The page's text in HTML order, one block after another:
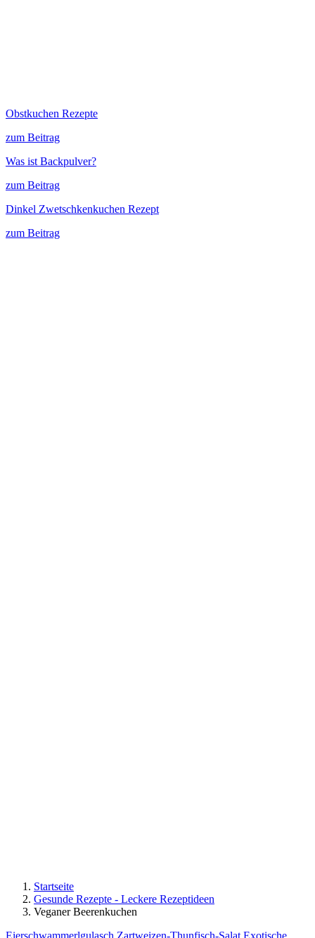
Obstkuchen Rezepte
zum Beitrag
Was ist Backpulver?
zum Beitrag
Dinkel Zwetschkenkuchen Rezept
zum Beitrag
Startseite
Gesunde Rezepte - Leckere Rezeptideen
Veganer Beerenkuchen
Eierschwammerlgulasch Zartweizen-Thunfisch-Salat Exotische